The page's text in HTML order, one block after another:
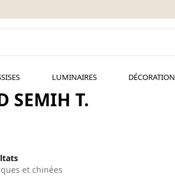
LUMINAIRES DÉCORATION
SEMIH T.
et chinées